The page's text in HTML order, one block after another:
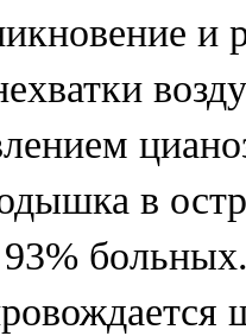
и
в